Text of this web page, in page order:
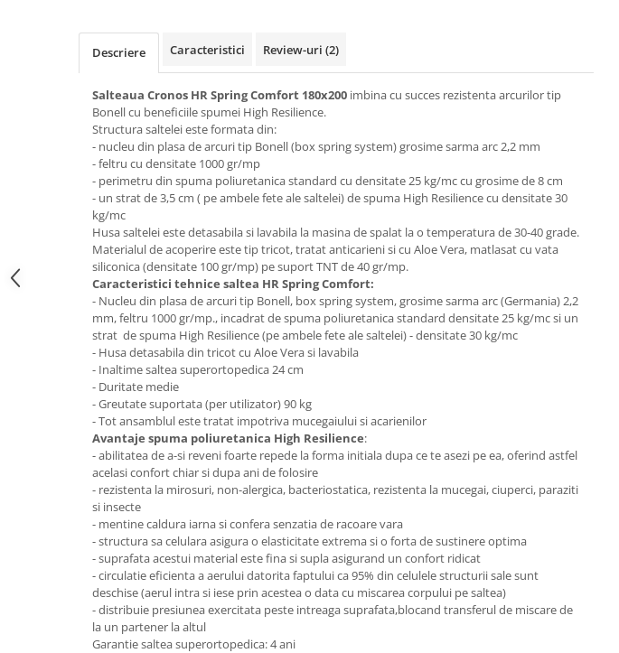
Top saltele memory 5 cm
Top saltele MemoHR 6.5 cm
Saltele ieftine
Saltele cu plasa de arcuri
Saltele cu spuma
Mobilier bucatarie
Scaune pentru bucatarie
Mobila bucatarie
Seturi mese si scaune bucatarie
Suporturi si rafturi pantofi
Portmantouri
Seturi mobilier hol
Stender haine
Suport pentru umerase
Mobilier gradinita
Mese gradinita
Scaune gradinita
Set mese si scaune gradinita
Mobila camera copii
Scaune birou pentru copii
Saltele patuturi copii
Masa si scaune gradinita
Seturi comode living si dormitor
Descriere Caracteristici Review-uri (2)
Salteaua Cronos HR Spring Comfort 180x200 imbina cu succes rezistenta arcurilor tip
Bonell cu beneficiile spumei High Resilience.
Structura saltelei este formata din:
- nucleu din plasa de arcuri tip Bonell (box spring system) grosime sarma arc 2,2 mm
- feltru cu densitate 1000 gr/mp
- perimetru din spuma poliuretanica standard cu densitate 25 kg/mc cu grosime de 8 cm
- un strat de 3,5 cm ( pe ambele fete ale saltelei) de spuma High Resilience cu densitate 30
kg/mc
Husa saltelei este detasabila si lavabila la masina de spalat la o temperatura de 30-40 grade.
Materialul de acoperire este tip tricot, tratat anticarieni si cu Aloe Vera, matlasat cu vata
siliconica (densitate 100 gr/mp) pe suport TNT de 40 gr/mp.
Caracteristici tehnice saltea HR Spring Comfort:
- Nucleu din plasa de arcuri tip Bonell, box spring system, grosime sarma arc (Germania) 2,2
mm, feltru 1000 gr/mp., incadrat de spuma poliuretanica standard densitate 25 kg/mc si un
strat de spuma High Resilience (pe ambele fete ale saltelei) - densitate 30 kg/mc
- Husa detasabila din tricot cu Aloe Vera si lavabila
- Inaltime saltea superortopedica 24 cm
- Duritate medie
- Greutate suportata (per utilizator) 90 kg
- Tot ansamblul este tratat impotriva mucegaiului si acarienilor
Avantaje spuma poliuretanica High Resilience:
- abilitatea de a-si reveni foarte repede la forma initiala dupa ce te asezi pe ea, oferind astfel
acelasi confort chiar si dupa ani de folosire
- rezistenta la mirosuri, non-alergica, bacteriostatica, rezistenta la mucegai, ciuperci, paraziti
si insecte
- mentine caldura iarna si confera senzatia de racoare vara
- structura sa celulara asigura o elasticitate extrema si o forta de sustinere optima
- suprafata acestui material este fina si supla asigurand un confort ridicat
- circulatie eficienta a aerului datorita faptului ca 95% din celulele structurii sale sunt
deschise (aerul intra si iese prin acestea o data cu miscarea corpului pe saltea)
- distribuie presiunea exercitata peste intreaga suprafata,blocand transferul de miscare de
la un partener la altul
Garantie saltea superortopedica: 4 ani